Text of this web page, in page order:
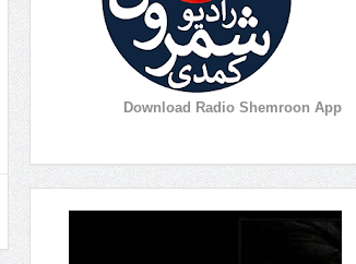
Download Radio Shemroon App